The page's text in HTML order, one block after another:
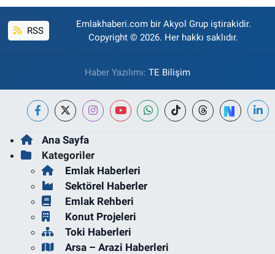
RSS
Emlakhaberi.com bir Akyol Grup iştirakidir.
Copyright © 2026. Her hakkı saklıdır.
Haber Yazılımı: TE Bilişim
Ana Sayfa
Kategoriler
Emlak Haberleri
Sektörel Haberler
Emlak Rehberi
Konut Projeleri
Toki Haberleri
Arsa – Arazi Haberleri